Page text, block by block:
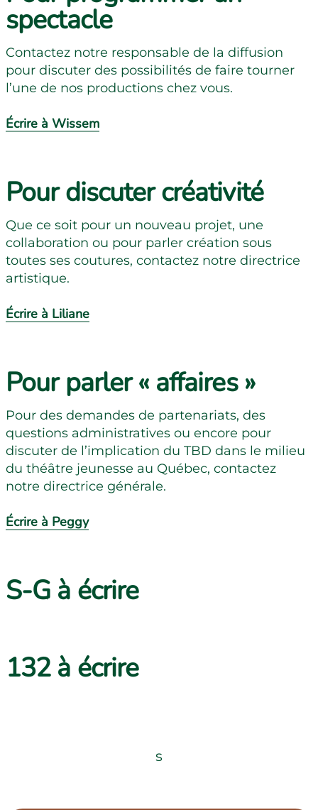
spectacle
Contactez notre responsable de la diffusion
pour discuter des possibilités de faire tourner
l’une de nos productions chez vous.
Écrire à Wissem
Pour discuter créativité
Que ce soit pour un nouveau projet, une
collaboration ou pour parler création sous
toutes ses coutures, contactez notre directrice
artistique.
Écrire à Liliane
Pour parler « affaires »
Pour des demandes de partenariats, des
questions administratives ou encore pour
discuter de l’implication du TBD dans le milieu
du théâtre jeunesse au Québec, contactez
notre directrice générale.
Écrire à Peggy
S-G à écrire
132 à écrire
s